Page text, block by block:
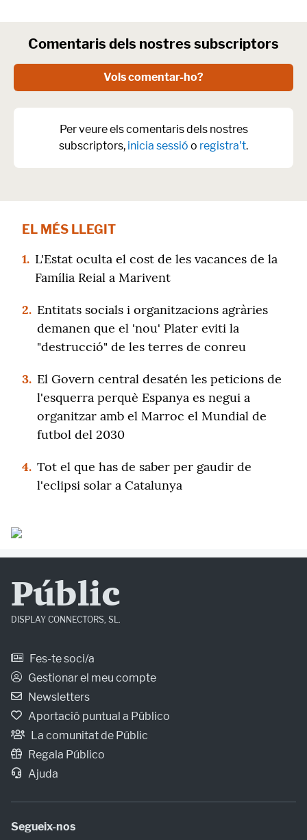
Comentaris dels nostres subscriptors
Vols comentar-ho?
Per veure els comentaris dels nostres
subscriptors, inicia sessió o registra't.
EL MÉS LLEGIT
1. L'Estat oculta el cost de les vacances de la
Família Reial a Marivent
2. Entitats socials i organitzacions agràries
demanen que el 'nou' Plater eviti la
"destrucció" de les terres de conreu
3. El Govern central desatén les peticions de
l'esquerra perquè Espanya es negui a
organitzar amb el Marroc el Mundial de
futbol del 2030
4. Tot el que has de saber per gaudir de
l'eclipsi solar a Catalunya
Públic
DISPLAY CONNECTORS, SL.
Fes-te soci/a
Gestionar el meu compte
Newsletters
Aportació puntual a Público
La comunitat de Públic
Regala Público
Ajuda
Segueix-nos